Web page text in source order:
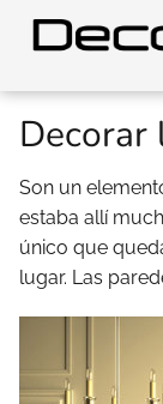
Decorar
Son un
estaba allí
único que
lugar. Las